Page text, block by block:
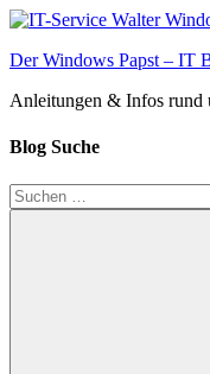
Zum
springen
Der Windows Papst – IT
Anleitungen & Infos rund
Blog Suche
Suchen
nach: